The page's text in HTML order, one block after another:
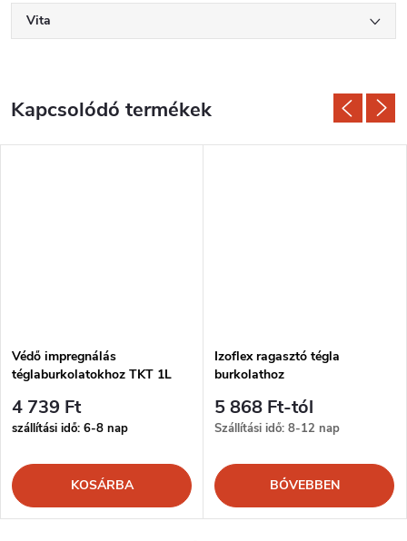
Vita
Kapcsolódó termékek
Védő impregnálás
téglaburkolatokhoz TKT 1L
4 739 Ft
szállítási idő: 6-8 nap
KOSÁRBA
Izoflex ragasztó tégla
burkolathoz
5 868 Ft-tól
Szállítási idő: 8-12 nap
BŐVEBBEN